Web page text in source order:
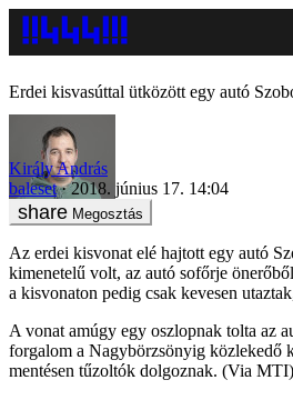
Erdei kisvasúttal ütközött egy autó
Király András
baleset
2018. június 17. 14:04
Megosztás
Az erdei kisvonat elé hajtott egy autó
kimenetelű volt, az autó sofőrje
a kisvonaton pedig csak kevesen
A vonat amúgy egy oszlopnak tolta az
forgalom a Nagybörzsönyig közlekedő
mentésen tűzoltók dolgoznak. (Via MTI)